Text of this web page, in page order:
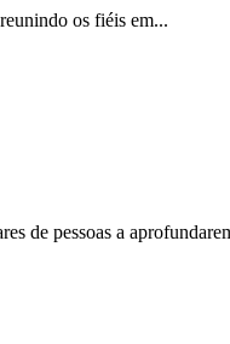
os fiéis em...
de pessoas a